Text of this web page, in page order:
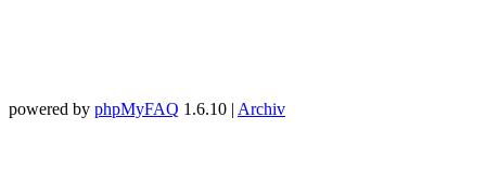
powered by phpMyFAQ 1.6.10 | Archiv